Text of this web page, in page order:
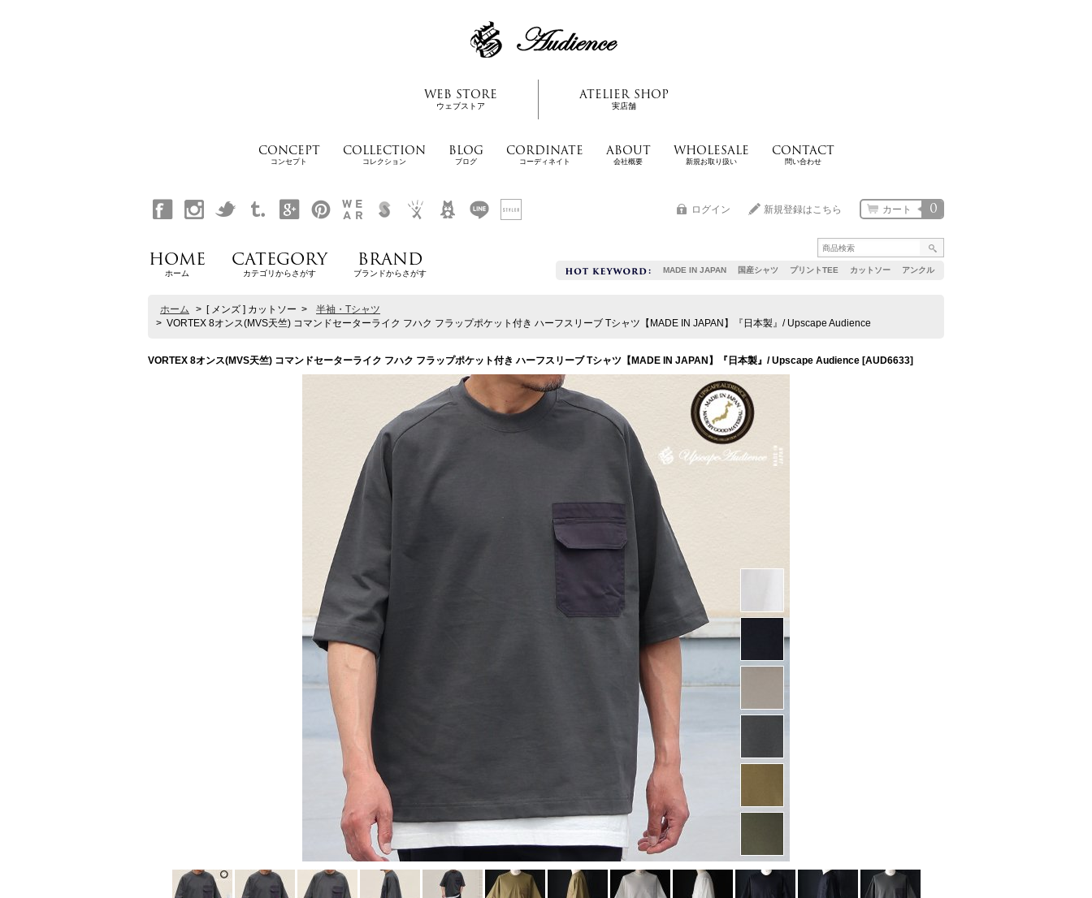
WEB STORE
ウェブストア
ATELIER SHOP
実店舗
CONCEPT
コンセプト
COLLECTION
コレクション
BLOG
ブログ
CORDINATE
コーディネイト
ABOUT
会社概要
WHOLESALE
新規お取り扱い
CONTACT
問い合わせ
MADE IN JAPAN 国産シャツ プリントTEE カットソー アンクル
0
カート
ログイン 新規登録はこちら
HOME
ホーム
CATEGORY
カテゴリからさがす
BRAND
ブランドからさがす
ホーム > [ メンズ ] カットソー >
半袖・Tシャツ
> VORTEX 8オンス(MVS天竺) コマンドセーターライク フハク フラップポケット付き ハーフスリーブ Tシャツ【MADE IN JAPAN】『日本製』/ Upscape Audience
VORTEX 8オンス(MVS天竺) コマンドセーターライク フハク フラップポケット付き ハーフスリーブ Tシャツ【MADE IN JAPAN】『日本製』/ Upscape Audience [AUD6633]